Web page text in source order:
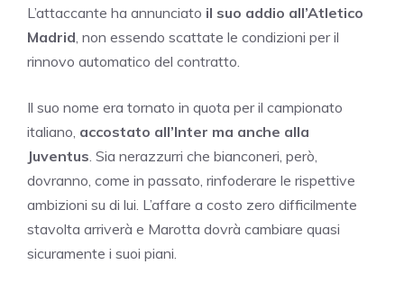
L’attaccante ha annunciato il suo addio all’Atletico
Madrid , non essendo scattate le condizioni per il
rinnovo automatico del contratto.
Il suo nome era tornato in quota per il campionato
italiano, accostato all’Inter ma anche alla
Juventus . Sia nerazzurri che bianconeri, però,
dovranno, come in passato, rinfoderare le rispettive
ambizioni su di lui. L’affare a costo zero difficilmente
stavolta arriverà e Marotta dovrà cambiare quasi
sicuramente i suoi piani.